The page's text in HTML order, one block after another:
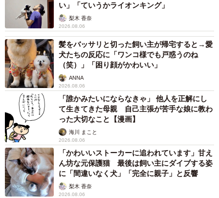
い」「ていうかライオンキング」
梨木 香奈
2026.08.06
髪をバッサリと切った飼い主が帰宅すると→愛
犬たちの反応に「ワンコ様でも戸惑うのね
（笑）」「困り顔がかわいい」
ANNA
2026.08.06
「誰かみたいにならなきゃ」 他人を正解にし
て生きてきた母親 自己主張が苦手な娘に教わ
った大切なこと【漫画】
海川 まこと
2026.08.06
「かわいいストーカーに追われています」甘え
ん坊な元保護猫 最後は飼い主にダイブする姿
に「間違いなく犬」「完全に親子」と反響
梨木 香奈
2026.08.06